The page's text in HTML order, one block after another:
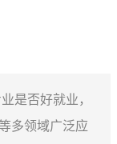
是否好就业，
多领域广泛应